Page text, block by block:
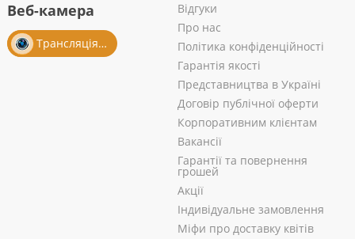
Веб-камера
Трансляція із салону
Відгуки
Про нас
Політика конфіденційності
Гарантія якості
Представництва в Україні
Договір публічної оферти
Корпоративним клієнтам
Вакансії
Гарантії та повернення
грошей
Акції
Індивідуальне замовлення
Міфи про доставку квітів